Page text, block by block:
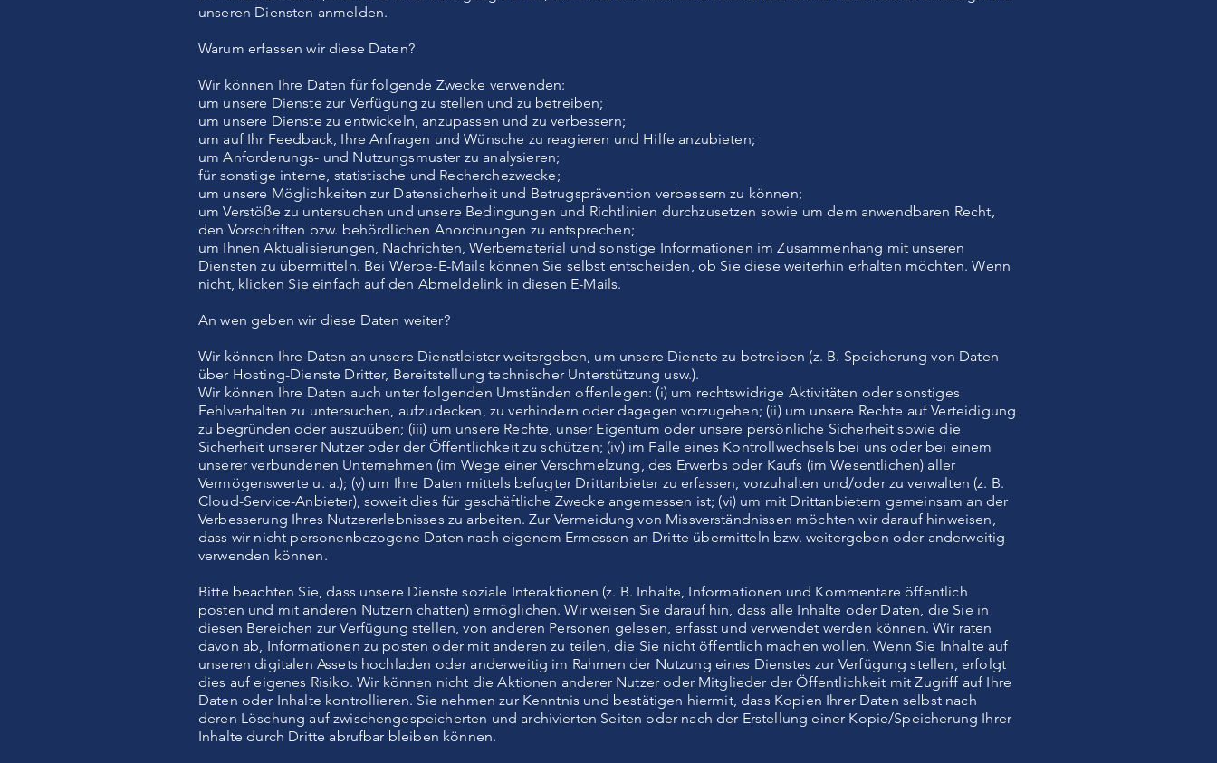
unseren Diensten anmelden.
Warum erfassen wir diese Daten?
Wir können Ihre Daten für folgende Zwecke verwenden:
um unsere Dienste zur Verfügung zu stellen und zu betreiben;
um unsere Dienste zu entwickeln, anzupassen und zu verbessern;
um auf Ihr Feedback, Ihre Anfragen und Wünsche zu reagieren und Hilfe anzubieten;
um Anforderungs- und Nutzungsmuster zu analysieren;
für sonstige interne, statistische und Recherchezwecke;
um unsere Möglichkeiten zur Datensicherheit und Betrugsprävention verbessern zu können;
um Verstöße zu untersuchen und unsere Bedingungen und Richtlinien durchzusetzen sowie um dem anwendbaren Recht,
den Vorschriften bzw. behördlichen Anordnungen zu entsprechen;
um Ihnen Aktualisierungen, Nachrichten, Werbematerial und sonstige Informationen im Zusammenhang mit unseren
Diensten zu übermitteln. Bei Werbe-E-Mails können Sie selbst entscheiden, ob Sie diese weiterhin erhalten möchten. Wenn
nicht, klicken Sie einfach auf den Abmeldelink in diesen E-Mails.
An wen geben wir diese Daten weiter?
Wir können Ihre Daten an unsere Dienstleister weitergeben, um unsere Dienste zu betreiben (z. B. Speicherung von Daten
über Hosting-Dienste Dritter, Bereitstellung technischer Unterstützung usw.).
Wir können Ihre Daten auch unter folgenden Umständen offenlegen: (i) um rechtswidrige Aktivitäten oder sonstiges
Fehlverhalten zu untersuchen, aufzudecken, zu verhindern oder dagegen vorzugehen; (ii) um unsere Rechte auf Verteidigung
zu begründen oder auszuüben; (iii) um unsere Rechte, unser Eigentum oder unsere persönliche Sicherheit sowie die
Sicherheit unserer Nutzer oder der Öffentlichkeit zu schützen; (iv) im Falle eines Kontrollwechsels bei uns oder bei einem
unserer verbundenen Unternehmen (im Wege einer Verschmelzung, des Erwerbs oder Kaufs (im Wesentlichen) aller
Vermögenswerte u. a.); (v) um Ihre Daten mittels befugter Drittanbieter zu erfassen, vorzuhalten und/oder zu verwalten (z. B.
Cloud-Service-Anbieter), soweit dies für geschäftliche Zwecke angemessen ist; (vi) um mit Drittanbietern gemeinsam an der
Verbesserung Ihres Nutzererlebnisses zu arbeiten. Zur Vermeidung von Missverständnissen möchten wir darauf hinweisen,
dass wir nicht personenbezogene Daten nach eigenem Ermessen an Dritte übermitteln bzw. weitergeben oder anderweitig
verwenden können.
Bitte beachten Sie, dass unsere Dienste soziale Interaktionen (z. B. Inhalte, Informationen und Kommentare öffentlich
posten und mit anderen Nutzern chatten) ermöglichen. Wir weisen Sie darauf hin, dass alle Inhalte oder Daten, die Sie in
diesen Bereichen zur Verfügung stellen, von anderen Personen gelesen, erfasst und verwendet werden können. Wir raten
davon ab, Informationen zu posten oder mit anderen zu teilen, die Sie nicht öffentlich machen wollen. Wenn Sie Inhalte auf
unseren digitalen Assets hochladen oder anderweitig im Rahmen der Nutzung eines Dienstes zur Verfügung stellen, erfolgt
dies auf eigenes Risiko. Wir können nicht die Aktionen anderer Nutzer oder Mitglieder der Öffentlichkeit mit Zugriff auf Ihre
Daten oder Inhalte kontrollieren. Sie nehmen zur Kenntnis und bestätigen hiermit, dass Kopien Ihrer Daten selbst nach
deren Löschung auf zwischengespeicherten und archivierten Seiten oder nach der Erstellung einer Kopie/Speicherung Ihrer
Inhalte durch Dritte abrufbar bleiben können.